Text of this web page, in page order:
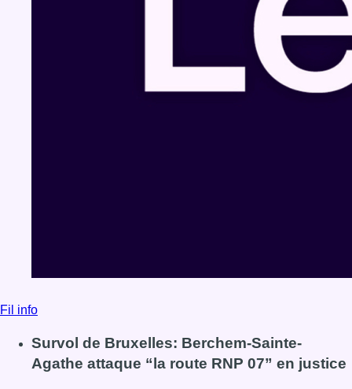
Fil info
Survol de Bruxelles: Berchem-Sainte-
Agathe attaque “la route RNP 07” en justice